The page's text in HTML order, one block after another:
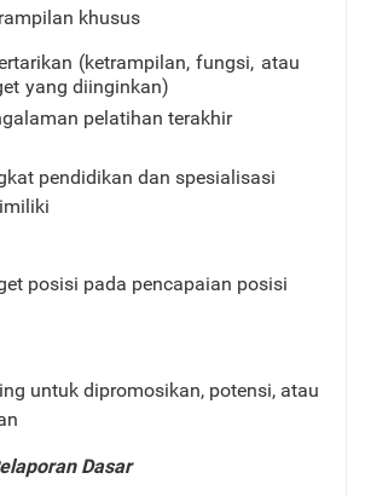
khusus
(ketrampilan, fungsi, atau
yang diinginkan)
pelatihan terakhir
pendidikan dan spesialisasi
posisi pada pencapaian posisi
untuk dipromosikan, potensi, atau
Dasar